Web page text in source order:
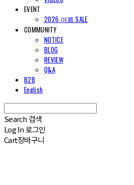
EVENT
2026 여름 SALE
COMMUNITY
NOTICE
BLOG
REVIEW
Q&A
B2B
English
Search 검색
Log In로그인
Cart장바구니